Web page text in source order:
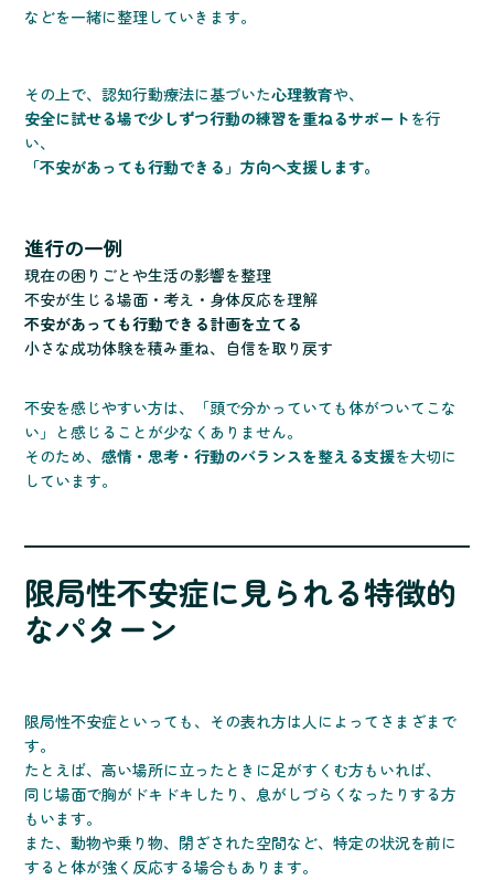
などを一緒に整理していきます。
その上で、認知行動療法に基づいた心理教育や、
安全に試せる場で少しずつ行動の練習を重ねるサポート を行
い、
「不安があっても行動できる」方向へ支援します。
進行の一例
現在の困りごとや生活の影響を整理
不安が生じる場面・考え・身体反応を理解
不安があっても行動できる計画を立てる
小さな成功体験を積み重ね、自信を取り戻す
不安を感じやすい方は、「頭で分かっていても体がついてこな
い」と感じることが少なくありません。
そのため、感情・思考・行動のバランスを整える支援を大切に
しています。
限局性不安症に見られる特徴的
なパターン
限局性不安症といっても、その表れ方は人によってさまざまで
す。
たとえば、高い場所に立ったときに足がすくむ方もいれば、
同じ場面で胸がドキドキしたり、息がしづらくなったりする方
もいます。
また、動物や乗り物、閉ざされた空間など、特定の状況を前に
すると体が強く反応する場合もあります。